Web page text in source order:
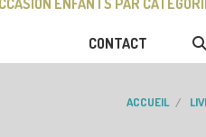
ENFANTS PAR
CONTACT
ACCUEIL